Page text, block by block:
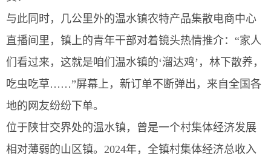
与此同时，几公里外的温水镇农特产品集散电商中心
直播间里，镇上的青年干部对着镜头热情推介：“家人
们看过来，这就是咱们温水镇的‘溜达鸡’，林下散养，
吃虫吃草……”屏幕上，新订单不断弹出，来自全国各
地的网友纷纷下单。
位于陕甘交界处的温水镇，曾是一个村集体经济发展
相对薄弱的山区镇。2024年，全镇村集体经济总收入